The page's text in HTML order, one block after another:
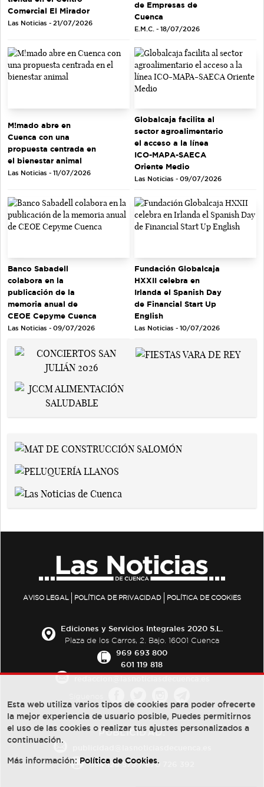
Comercial El Mirador
Las Noticias - 21/07/2026
de Empresas de
Cuenca
E.M.C. - 18/07/2026
M!mado abre en
Cuenca con una
propuesta centrada en
el bienestar animal
Las Noticias - 11/07/2026
Globalcaja facilita al
sector agroalimentario
el acceso a la línea
ICO-MAPA-SAECA
Oriente Medio
Las Noticias - 09/07/2026
Banco Sabadell
colabora en la
publicación de la
memoria anual de
CEOE Cepyme Cuenca
Las Noticias - 09/07/2026
Fundación Globalcaja
HXXII celebra en
Irlanda el Spanish Day
de Financial Start Up
English
Las Noticias - 10/07/2026
AVISO LEGAL POLÍTICA DE PRIVACIDAD POLÍTICA DE COOKIES
Ediciones y Servicios Integrales 2020 S.L.
Plaza de los Carros, 2. Bajo. 16001 Cuenca
969 693 800
601 119 818
PUBLICIDAD:
684 126 573/670 726 392
Esta web utiliza varios tipos de cookies para poder ofrecerte
la mejor experiencia de usuario posible, Puedes permitirnos
el uso de las cookies o realizar tus ajustes personalizados a
continuación.
Más información: Política de Cookies.